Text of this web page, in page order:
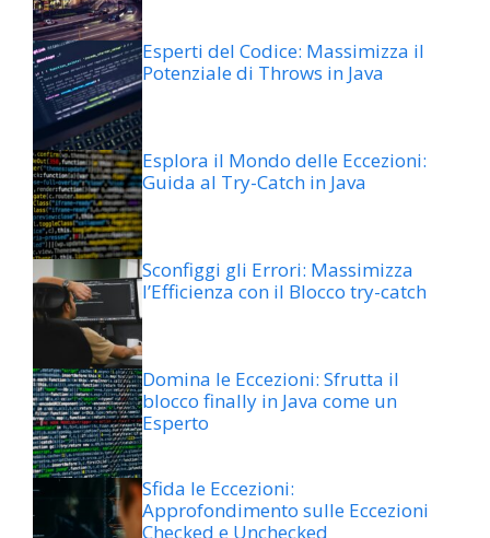
Esperti del Codice: Massimizza il
Potenziale di Throws in Java
Esplora il Mondo delle Eccezioni:
Guida al Try-Catch in Java
Sconfiggi gli Errori: Massimizza
l’Efficienza con il Blocco try-catch
Domina le Eccezioni: Sfrutta il
blocco finally in Java come un
Esperto
Sfida le Eccezioni:
Approfondimento sulle Eccezioni
Checked e Unchecked